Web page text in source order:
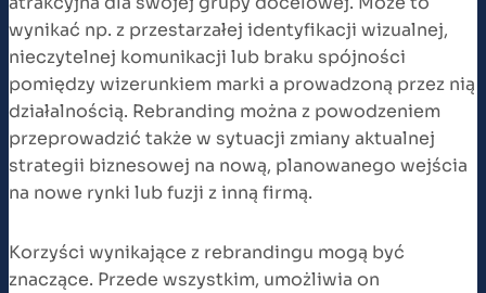
wynikać np. z przestarzałej identyfikacji wizualnej,
nieczytelnej komunikacji lub braku spójności
pomiędzy wizerunkiem marki a prowadzoną przez nią
działalnością. Rebranding można z powodzeniem
przeprowadzić także w sytuacji zmiany aktualnej
strategii biznesowej na nową, planowanego wejścia
na nowe rynki lub fuzji z inną firmą.
Korzyści wynikające z rebrandingu mogą być
znaczące. Przede wszystkim, umożliwia on